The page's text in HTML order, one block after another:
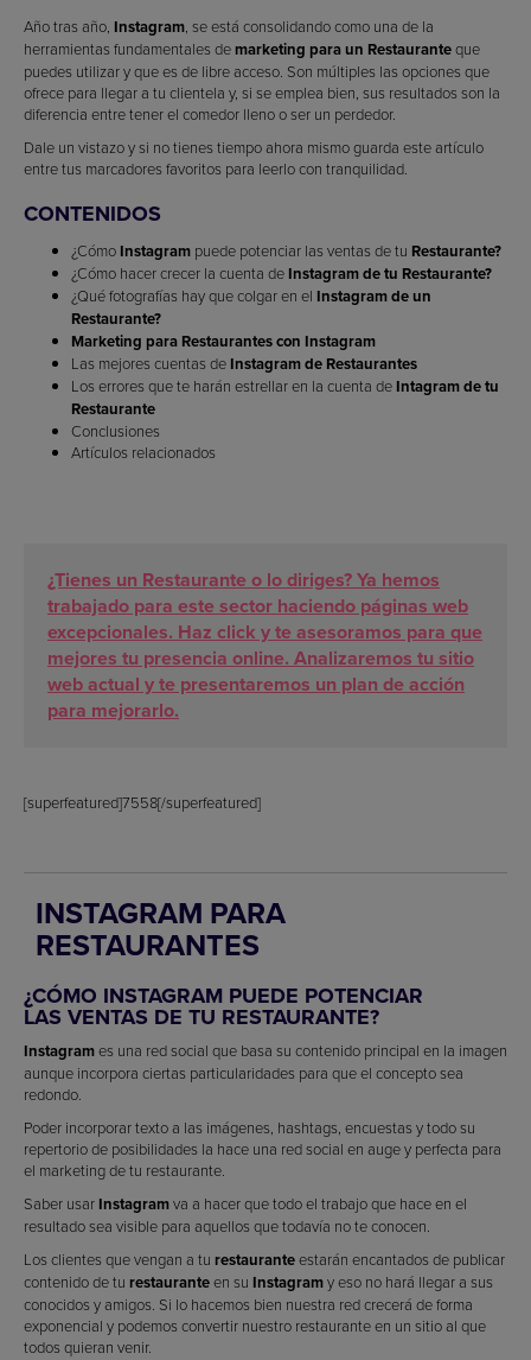
Año tras año, Instagram , se está consolidando como una de la
herramientas fundamentales de marketing para un Restauranteque
puedes utilizar y que es de libre acceso. Son múltiples las opciones que
ofrece para llegar a tu clientela y, si se emplea bien, sus resultados son la
diferencia entre tener el comedor lleno o ser un perdedor.
Dale un vistazo y si no tienes tiempo ahora mismo guarda este artículo
entre tus marcadores favoritos para leerlo con tranquilidad.
CONTENIDOS
¿Cómo Instagram puede potenciar las ventas de tu Restaurante?
¿Cómo hacer crecer la cuenta de Instagram de tu Restaurante?
¿Qué fotografías hay que colgar en el Instagram de un
Restaurante?
Marketing para Restaurantes con Instagram
Las mejores cuentas de Instagram de Restaurantes
Los errores que te harán estrellar en la cuenta de Intagram de tu
Restaurante
Conclusiones
Artículos relacionados
¿Tienes un Restaurante o lo diriges? Ya hemos
trabajado para este sector haciendo páginas web
excepcionales. Haz click y te asesoramos para que
mejores tu presencia online. Analizaremos tu sitio
web actual y te presentaremos un plan de acción
para mejorarlo.
[superfeatured]7558[/superfeatured]
INSTAGRAM PARA
RESTAURANTES
¿CÓMO INSTAGRAM PUEDE POTENCIAR
LAS VENTAS DE TU RESTAURANTE?
Instagrames una red social que basa su contenido principal en la imagen
aunque incorpora ciertas particularidades para que el concepto sea
redondo.
Poder incorporar texto a las imágenes, hashtags, encuestas y todo su
repertorio de posibilidades la hace una red social en auge y perfecta para
el marketing de tu restaurante.
Saber usar Instagramva a hacer que todo el trabajo que hace en el
resultado sea visible para aquellos que todavía no te conocen.
Los clientes que vengan a tu restauranteestarán encantados de publicar
contenido de tu restauranteen su Instagramy eso no hará llegar a sus
conocidos y amigos. Si lo hacemos bien nuestra red crecerá de forma
exponencial y podemos convertir nuestro restaurante en un sitio al que
todos quieran venir.